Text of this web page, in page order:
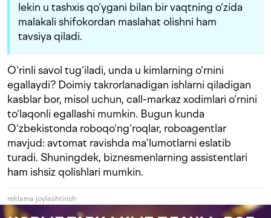
lekin u tashxis qo‘ygani bilan bir vaqtning o‘zida
malakali shifokordan maslahat olishni ham
tavsiya qiladi.
O‘rinli savol tug‘iladi, unda u kimlarning o‘rnini
egallaydi? Doimiy takrorlanadigan ishlarni qiladigan
kasblar bor, misol uchun, call-markaz xodimlari o‘rnini
to‘laqonli egallashi mumkin. Bugun kunda
O‘zbekistonda roboqo‘ng‘roqlar, roboagentlar
mavjud: avtomat ravishda ma’lumotlarni eslatib
turadi. Shuningdek, biznesmenlarning assistentlari
ham ishsiz qolishlari mumkin.
reklama joylashtirish